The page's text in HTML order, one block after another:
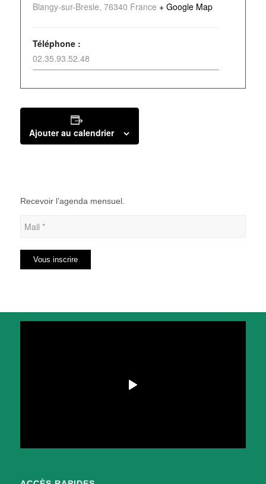
Blangy-sur-Bresle, 76340 France + Google Map
Téléphone :
02.35.93.52.48
Ajouter au calendrier
Recevoir l’agenda mensuel.